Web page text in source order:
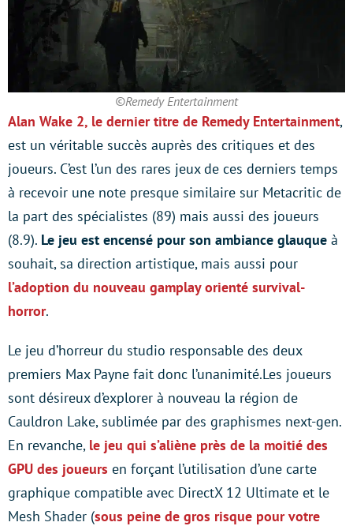
©Remedy Entertainment
Alan Wake 2, le dernier titre de Remedy Entertainment,
est un véritable succès auprès des critiques et des
joueurs. C’est l’un des rares jeux de ces derniers temps
à recevoir une note presque similaire sur Metacritic de
la part des spécialistes (89) mais aussi des joueurs
(8.9). Le jeu est encensé pour son ambiance glauque à
souhait, sa direction artistique, mais aussi pour
l’adoption du nouveau gamplay orienté survival-
horror.
Le jeu d’horreur du studio responsable des deux
premiers Max Payne fait donc l’unanimité.Les joueurs
sont désireux d’explorer à nouveau la région de
Cauldron Lake, sublimée par des graphismes next-gen.
En revanche, le jeu qui s’aliène près de la moitié des
GPU des joueurs en forçant l’utilisation d’une carte
graphique compatible avec DirectX 12 Ultimate et le
Mesh Shader (sous peine de gros risque pour votre